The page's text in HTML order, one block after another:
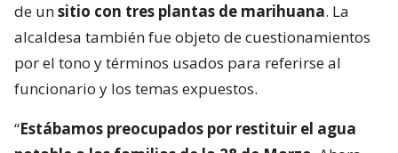
de unsitio con tres plantas de marihuana. La
alcaldesa también fue objeto de cuestionamientos
por el tono y términos usados para referirse al
funcionario y los temas expuestos.
“Estábamos preocupados por restituir el agua